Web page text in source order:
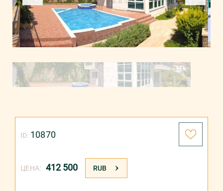
ЦЕНА: 412 500 RUB
ID: 10870